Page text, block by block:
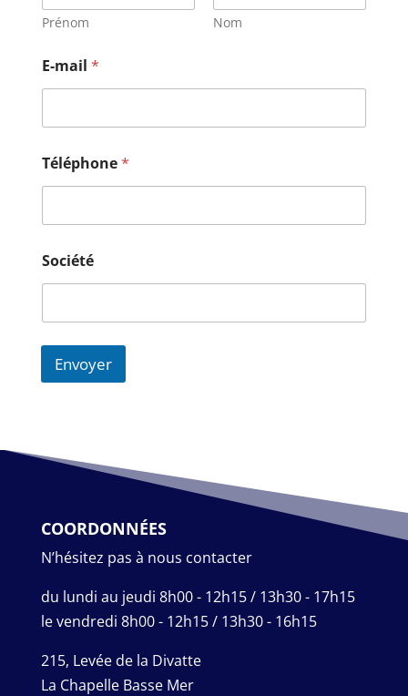
Prénom Nom
E-mail *
Téléphone*
Société
Envoyer
COORDONNÉES
N’hésitez pas à nous contacter
du lundi au jeudi 8h00 - 12h15 / 13h30 - 17h15
le vendredi 8h00 - 12h15 / 13h30 - 16h15
215, Levée de la Divatte
La Chapelle Basse Mer